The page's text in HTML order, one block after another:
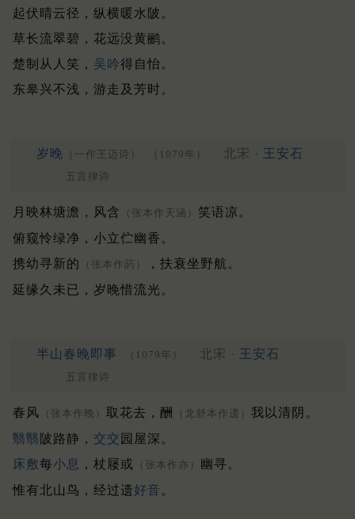
起伏晴云径，纵横暖水陂。
草长流翠碧，花远没黄鹂。
楚制从人笑， 吴吟得自怡。
东皋兴不浅，游走及芳时。
岁晚 （一作王迈诗） （1079年） 北宋 · 王安石
五言律诗
月映林塘澹，风含 （张本作天涵） 笑语凉。
俯窥怜绿净，小立伫幽香。
携幼寻新的
（张本作菂）
，扶衰坐野航。
延缘久未已，岁晚惜流光。
半山春晚即事 （1079年） 北宋 · 王安石
五言律诗
春风 （张本作晚） 取花去，酬 （龙舒本作遗） 我以清阴。
翳翳 陂路静， 交交 园屋深。
床敷每小息 ，杖屦或 （张本作亦） 幽寻。
惟有北山鸟，经过遗好音 。